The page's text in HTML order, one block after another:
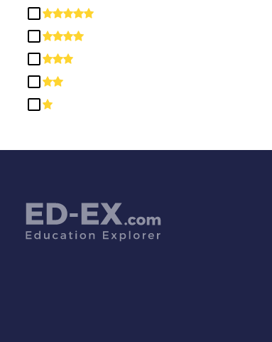
compétences liées à la Santé
Diplômes et Certificats
d'Études
secondaires/Secondaires
Éducation
Études ethniques, Culturelles,
Histoire
Informatique et Sciences de